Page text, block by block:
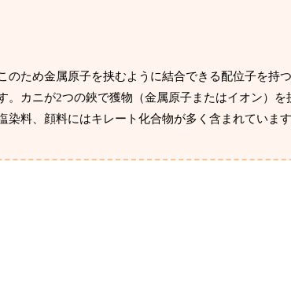
のため金属原子を挟むように結合できる配位子を持
カニが2つの鋏で獲物（金属原子またはイオン）を
料、顔料にはキレート化合物が多く含まれていま